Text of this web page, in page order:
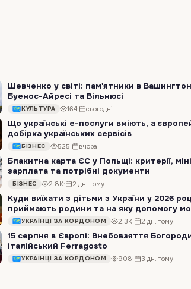
Шевченко у світі: пам'ятники в
Буенос-Айресі та Вільнюсі
КУЛЬТУРА 164· сьогодні
Що українські e-послуги вміють, а
добірка українських сервісів
БІЗНЕС 525· вчора
Блакитна карта ЄС у Польщі: критерії,
зарплата та потрібні документи
БІЗНЕС 2.8K· 2 дн. тому
Куди виїхати з дітьми з України у 2026
приймають родини та на яку допомогу
розраховувати
УКРАЇНЦІ ЗА КОРДОНОМ 2.3K· 2 дн. тому
15 серпня в Європі: Внебовзяття
італійський Ferragosto
УКРАЇНЦІ ЗА КОРДОНОМ 908· 3 дн. тому